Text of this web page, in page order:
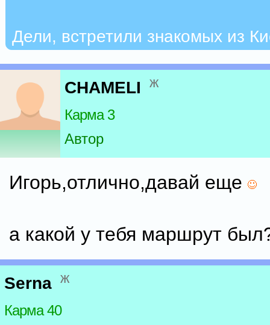
Дели, встретили знакомых из
CHAMELI ж
Карма 3
Автор
Игорь,отлично,давай еще
а какой у тебя маршрут
Serna ж
Карма 40